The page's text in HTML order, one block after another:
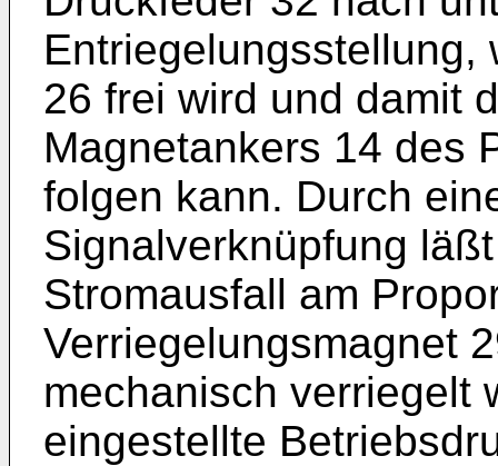
Entriegelungsstellung,
26 frei wird und damit
Magnetankers 14 des
folgen kann. Durch
Signalverknüpfung
Stromausfall am
Verriegelungsmagnet
mechanisch verriegelt
eingestellte